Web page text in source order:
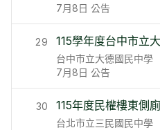
7月8日 公告
29 115學年度台中市立
台中市立大德國民中學
7月8日 公告
30 115年度民權樓東側
台北市立三民國民中學